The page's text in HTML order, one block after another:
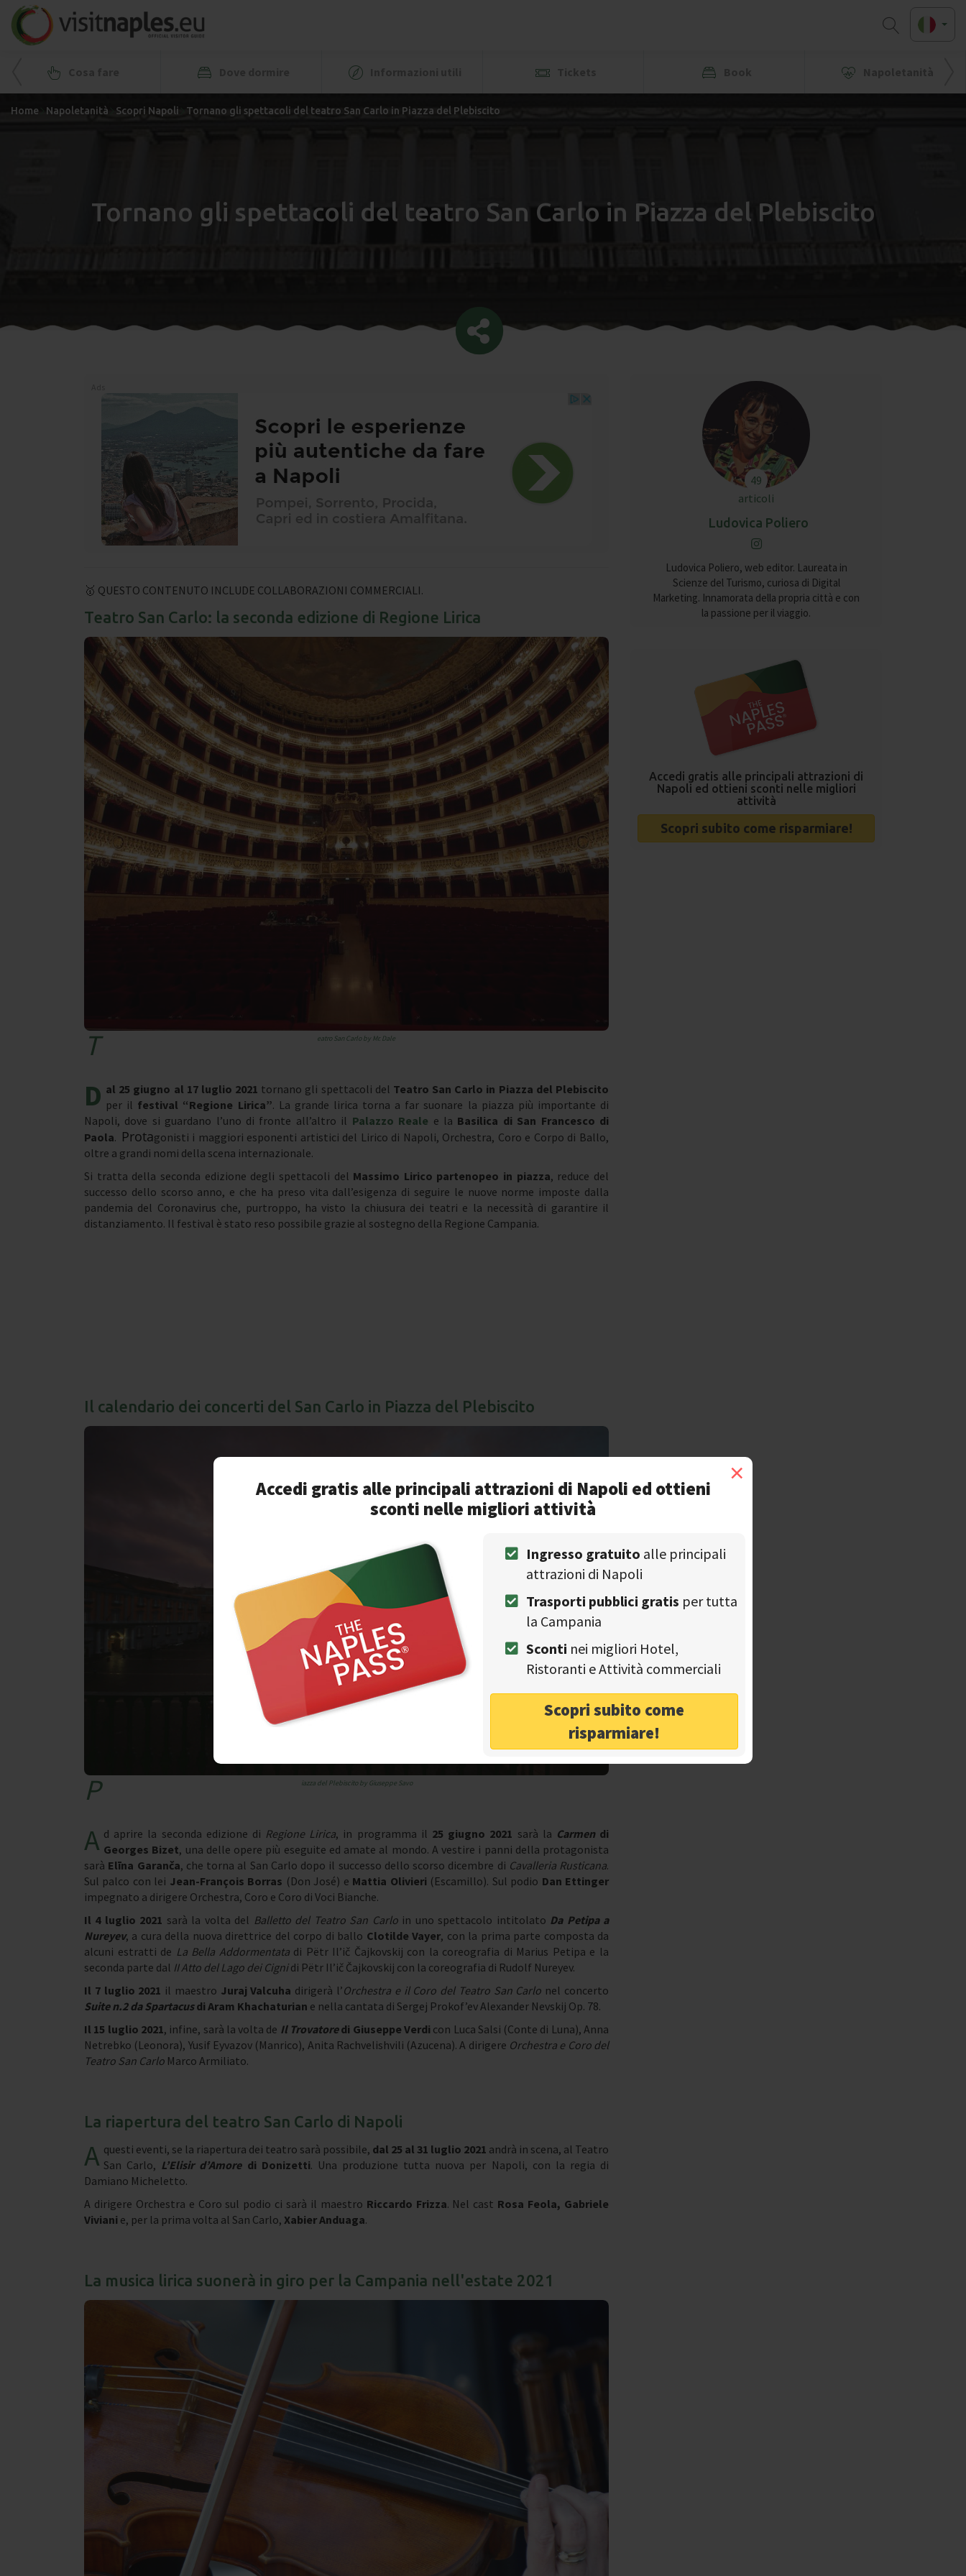
Accedi gratis alle principali attrazioni di Napoli ed ottieni
sconti nelle migliori attività
Ingresso gratuito alle principali
attrazioni di Napoli
Trasporti pubblici gratis per tutta
la Campania
Sconti nei migliori Hotel,
Ristoranti e Attività commerciali
Scopri subito come
risparmiare!
×
Home Napoletanità Scopri Napoli Tornano gli spettacoli del teatro San Carlo in Piazza del Plebiscito
Tornano gli spettacoli del teatro San Carlo in Piazza del Plebiscito
🥇 QUESTO CONTENUTO INCLUDE COLLABORAZIONI COMMERCIALI.
Teatro San Carlo: la seconda edizione di Regione Lirica
T eatro San Carlo by Mr. Dale
D al 25 giugno al 17 luglio 2021 tornano gli spettacoli del Teatro San Carlo in Piazza del Plebiscito
per il festival “Regione Lirica”. La grande lirica torna a far suonare la piazza più importante di
Napoli, dove si guardano l’uno di fronte all’altro il Palazzo Reale e la Basilica di San Francesco di
Paola. Protagonisti i maggiori esponenti artistici del Lirico di Napoli, Orchestra, Coro e Corpo di Ballo,
oltre a grandi nomi della scena internazionale.
Si tratta della seconda edizione degli spettacoli del Massimo Lirico partenopeo in piazza, reduce del
successo dello scorso anno, e che ha preso vita dall’esigenza di seguire le nuove norme imposte dalla
pandemia del Coronavirus che, purtroppo, ha visto la chiusura dei teatri e la necessità di garantire il
distanziamento. Il festival è stato reso possibile grazie al sostegno della Regione Campania.
Il calendario dei concerti del San Carlo in Piazza del Plebiscito
P iazza del Plebiscito by Giuseppe Savo
A d aprire la seconda edizione di Regione Lirica, in programma il 25 giugno 2021 sarà la Carmendi
Georges Bizet, una delle opere più eseguite ed amate al mondo. A vestire i panni della protagonista
sarà Elīna Garanča, che torna al San Carlo dopo il successo dello scorso dicembre di Cavalleria Rusticana.
Sul palco con lei Jean-François Borras (Don José) e Mattia Olivieri (Escamillo). Sul podio Dan Ettinger
impegnato a dirigere Orchestra, Coro e Coro di Voci Bianche.
Il 4 luglio 2021 sarà la volta del Balletto del Teatro San Carloin uno spettacolo intitolato Da Petipa a
Nureyev, a cura della nuova direttrice del corpo di ballo Clotilde Vayer, con la prima parte composta da
alcuni estratti de La Bella Addormentatadi Pëtr Il’ič Čajkovskij con la coreografia di Marius Petipa e la
seconda parte dal II Atto del Lago dei Cignidi Pëtr Il’ič Čajkovskij con la coreografia di Rudolf Nureyev.
Il 7 luglio 2021 il maestro Juraj Valcuha dirigerà l’Orchestra e il Coro del Teatro San Carlo nel concerto
Suite n.2 da Spartacusdi Aram Khachaturian e nella cantata di Sergej Prokof’ev Alexander Nevskij Op. 78.
Il 15 luglio 2021, infine, sarà la volta de Il Trovatoredi Giuseppe Verdi con Luca Salsi (Conte di Luna), Anna
Netrebko (Leonora), Yusif Eyvazov (Manrico), Anita Rachvelishvili (Azucena). A dirigere Orchestra e Coro del
Teatro San Carlo Marco Armiliato.
La riapertura del teatro San Carlo di Napoli
A questi eventi, se la riapertura dei teatro sarà possibile, dal 25 al 31 luglio 2021 andrà in scena, al Teatro
San Carlo, L’Elisir d’Amoredi Donizetti. Una produzione tutta nuova per Napoli, con la regia di
Damiano Micheletto.
A dirigere Orchestra e Coro sul podio ci sarà il maestro Riccardo Frizza. Nel cast Rosa Feola, Gabriele
Viviani e, per la prima volta al San Carlo, Xabier Anduaga.
La musica lirica suonerà in giro per la Campania nell'estate 2021
49
articoli
Ludovica Poliero
Ludovica Poliero, web editor. Laureata in
Scienze del Turismo, curiosa di Digital
Marketing. Innamorata della propria città e con
la passione per il viaggio.
Accedi gratis alle principali attrazioni di
Napoli ed ottieni sconti nelle migliori
attività
Scopri subito come risparmiare!